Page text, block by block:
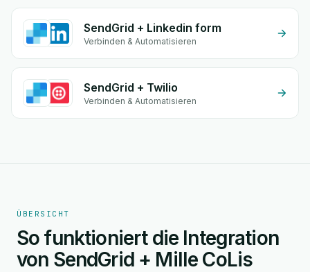
SendGrid + Linkedin form
Verbinden & Automatisieren
SendGrid + Twilio
Verbinden & Automatisieren
ÜBERSICHT
So funktioniert die Integration
von SendGrid + Mille CoLis